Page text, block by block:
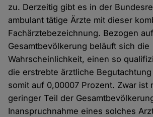
zu. Derzeitig gibt es in der
ambulant tätige Ärzte mit dieser
Fachärztebezeichnung. Bezogen
Gesamtbevölkerung beläuft sich die
Wahrscheinlichkeit, einen so
die erstrebte ärztliche
somit auf 0,00007 Prozent. Zwar ist
geringer Teil der
Inanspruchnahme eines solches